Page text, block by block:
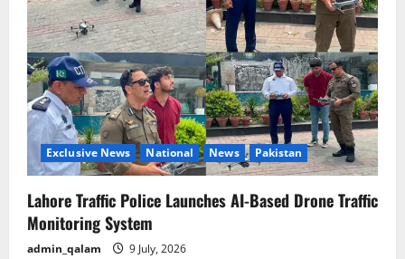
a
t
i
o
n
Exclusive News National News Pakistan
Lahore Traffic Police Launches AI-Based Drone Traffic
Monitoring System
admin_qalam 9 July, 2026